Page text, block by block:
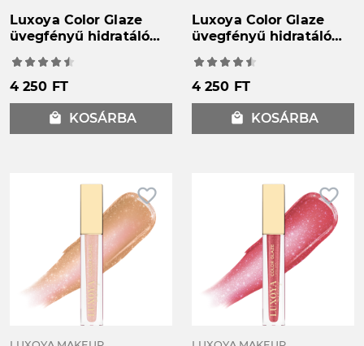
Luxoya Color Glaze
üvegfényű hidratáló
4 250 FT
local_mall KOSÁRBA
Luxoya Color Glaze
üvegfényű hidratáló
4 250 FT
local_mall KOSÁRBA
favorite_border favorite_border